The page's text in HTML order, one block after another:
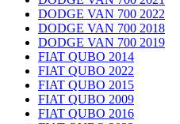
DODGE VAN 700 2022
DODGE VAN 700 2018
DODGE VAN 700 2019
FIAT QUBO 2014
FIAT QUBO 2022
FIAT QUBO 2015
FIAT QUBO 2009
FIAT QUBO 2016